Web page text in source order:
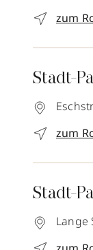
zum
Stadt-
zum
Stadt-
Lange